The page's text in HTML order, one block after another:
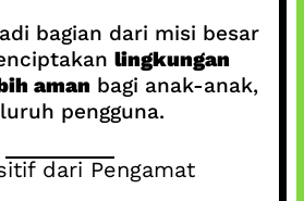
bagian dari misi besar
lingkungan
aman bagi anak-anak,
pengguna.
dari Pengamat